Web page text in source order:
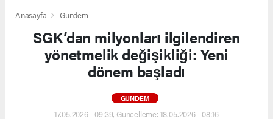
Anasayfa Gündem
SGK’dan milyonları ilgilendiren
yönetmelik değişikliği: Yeni
dönem başladı
GÜNDEM
17.05.2026 - 09:39, Güncelleme: 18.05.2026 - 08:16